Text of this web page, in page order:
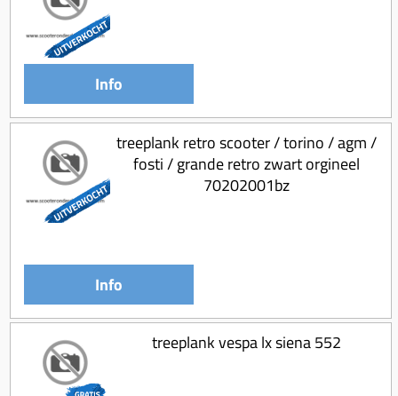
Info
treeplank retro scooter / torino / agm /
fosti / grande retro zwart orgineel
70202001bz
Info
treeplank vespa lx siena 552